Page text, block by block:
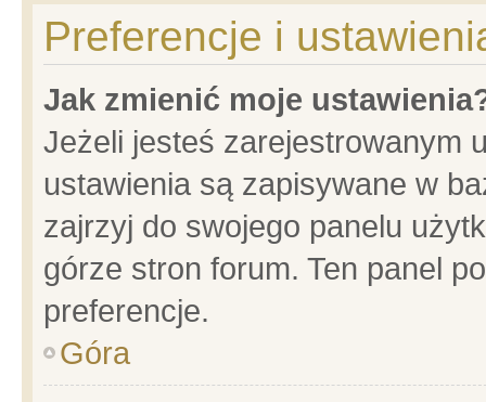
Preferencje i
Jak zmienić moje
Jeżeli jesteś zarejestrowanym
ustawienia są zapisywane w
zajrzyj do swojego panelu
górze stron forum. Ten panel
preferencje.
Góra